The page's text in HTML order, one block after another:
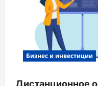
Бизнес и инвестиции
Дистанционное